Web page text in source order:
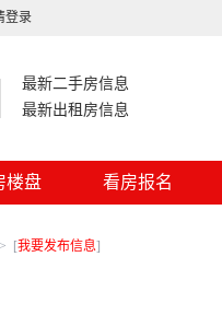
登录
最新二手房信息
最新出租房信息
楼盘 看房报名
> [我要发布信息]